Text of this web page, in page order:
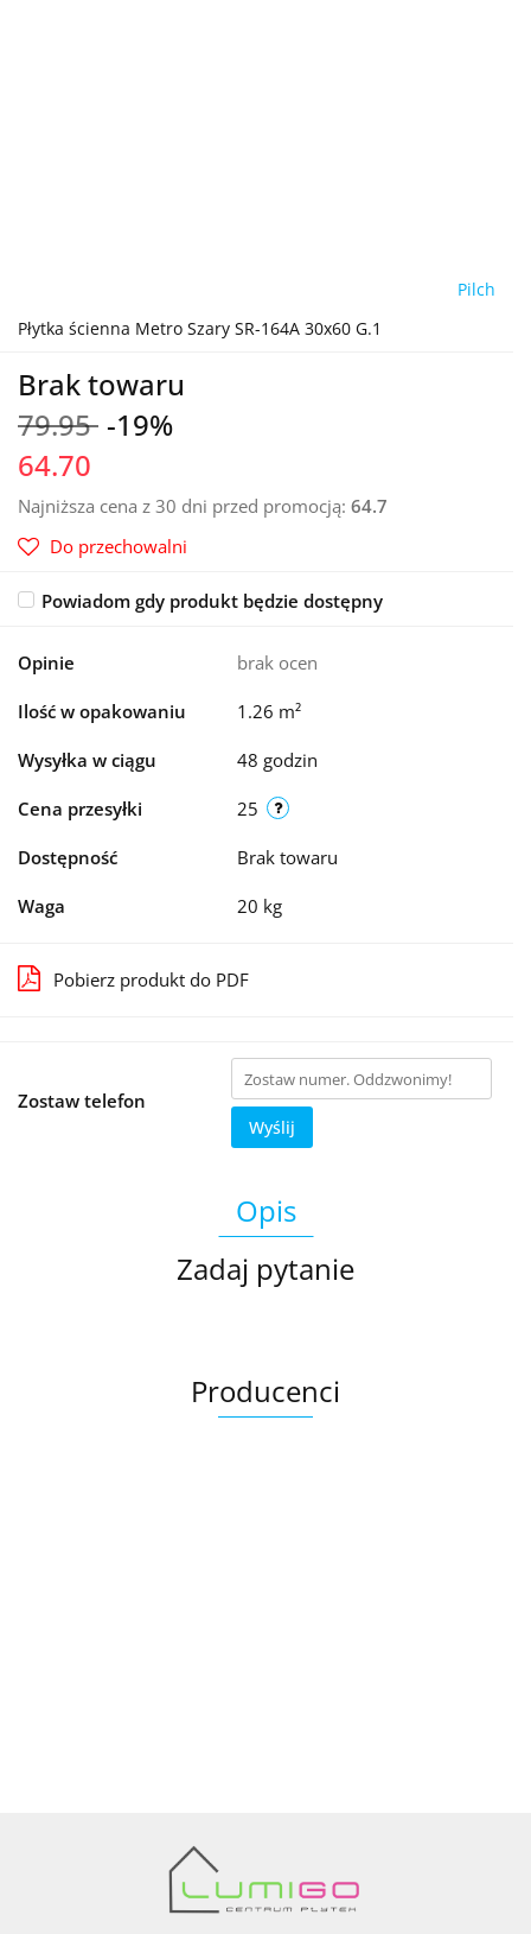
Pilch
Płytka ścienna Metro Szary SR-164A 30x60 G.1
Brak towaru
79.95 -19%
64.70
Najniższa cena z 30 dni przed promocją: 64.7
Do przechowalni
Powiadom gdy produkt będzie dostępny
Opinie brak ocen
Ilość w opakowaniu 1.26 m²
Wysyłka w ciągu 48 godzin
Cena przesyłki 25
Dostępność Brak towaru
Waga 20 kg
Pobierz produkt do PDF
Zostaw telefon
Wyślij
Opis
Zadaj pytanie
Producenci
Barwolf